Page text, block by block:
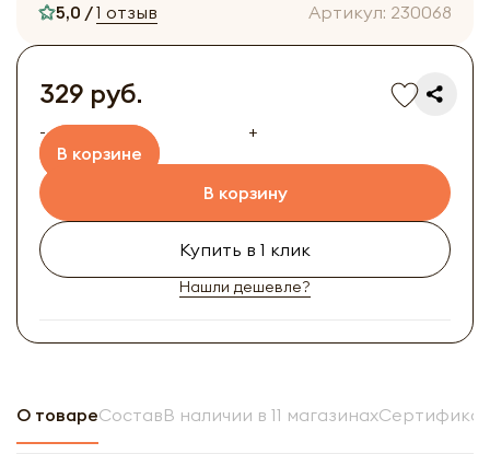
5,0 /1 отзыв Артикул: 230068
329 руб.
-
+
В корзине
В корзину
Купить в 1 клик
Нашли дешевле?
О товареСоставВ наличии в 11 магазинах